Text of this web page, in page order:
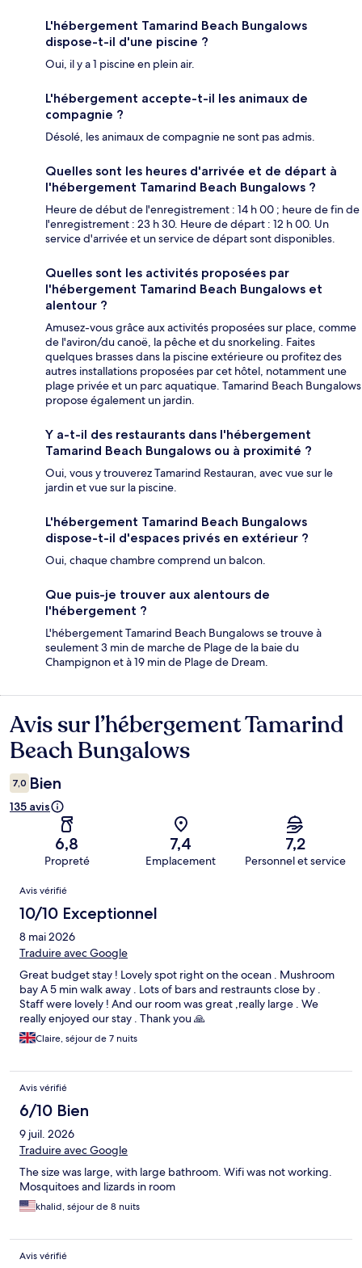
L'hébergement Tamarind Beach Bungalows
dispose-t-il d'une piscine ?
Oui, il y a 1 piscine en plein air.
L'hébergement accepte-t-il les animaux de
compagnie ?
Désolé, les animaux de compagnie ne sont pas admis.
Quelles sont les heures d'arrivée et de départ à
l'hébergement Tamarind Beach Bungalows ?
Heure de début de l'enregistrement : 14 h 00 ; heure de fin de
l'enregistrement : 23 h 30. Heure de départ : 12 h 00. Un
service d'arrivée et un service de départ sont disponibles.
Quelles sont les activités proposées par
l'hébergement Tamarind Beach Bungalows et
alentour ?
Amusez-vous grâce aux activités proposées sur place, comme
de l'aviron/du canoë, la pêche et du snorkeling. Faites
quelques brasses dans la piscine extérieure ou profitez des
autres installations proposées par cet hôtel, notamment une
plage privée et un parc aquatique. Tamarind Beach Bungalows
propose également un jardin.
Y a-t-il des restaurants dans l'hébergement
Tamarind Beach Bungalows ou à proximité ?
Oui, vous y trouverez Tamarind Restauran, avec vue sur le
jardin et vue sur la piscine.
L'hébergement Tamarind Beach Bungalows
dispose-t-il d'espaces privés en extérieur ?
Oui, chaque chambre comprend un balcon.
Que puis-je trouver aux alentours de
l'hébergement ?
L'hébergement Tamarind Beach Bungalows se trouve à
seulement 3 min de marche de Plage de la baie du
Champignon et à 19 min de Plage de Dream.
Avis
Avis sur l’hébergement Tamarind
Beach Bungalows
7,0 Bien
135 avis
6,8
Propreté
7,4
Emplacement
7,2
Personnel et service
Avis
Avis vérifié
10/10 Exceptionnel
8 mai 2026
Traduire avec Google
Great budget stay ! Lovely spot right on the ocean . Mushroom
bay A 5 min walk away . Lots of bars and restraunts close by .
Staff were lovely ! And our room was great ,really large . We
really enjoyed our stay . Thank you 🙏
Claire, séjour de 7 nuits
Avis vérifié
6/10 Bien
9 juil. 2026
Traduire avec Google
The size was large, with large bathroom. Wifi was not working.
Mosquitoes and lizards in room
khalid, séjour de 8 nuits
Avis vérifié